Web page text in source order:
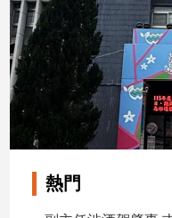
技/
遊
戲
動
寵
物
熱門